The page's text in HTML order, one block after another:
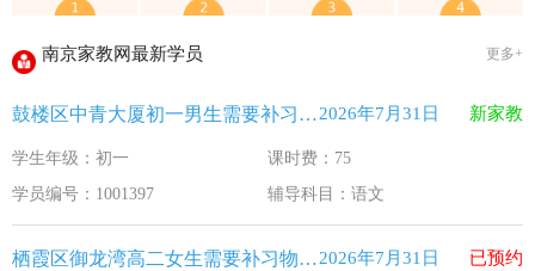
省教育厅最新发文！事关2026年普通高校综合评价招生改革 2026-4-10
我市2026年春季学期学生资助申请开始
速看！新学期开学安全提示！
致全省中小学生家长的一封信 2026-2-3
南京家教网最新学员 更多+
鼓楼区中青大厦初一男生需要补习语文2026年7月31日 新家教
学生年级：初一
课时费：75
学员编号：1001397
辅导科目：语文
栖霞区御龙湾高二女生需要补习物理 化学2026年7月31日 已预约